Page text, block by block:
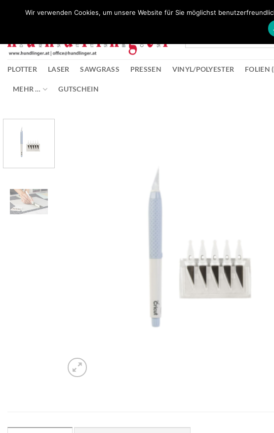
PLOTTER LASER SAWGRASS PRESSEN VINYL/POLYESTER FOLIEN
MEHR … GUTSCHEIN
Wir verwenden Cookies, um unsere Website für Sie möglichst